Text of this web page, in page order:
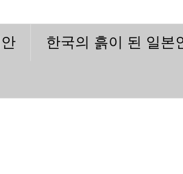
한국의 흙이 된 일본